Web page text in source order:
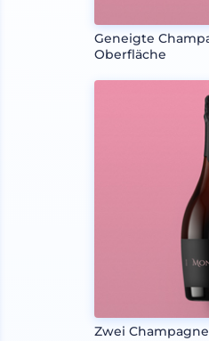
Geneigte
Oberfläche
Zwei